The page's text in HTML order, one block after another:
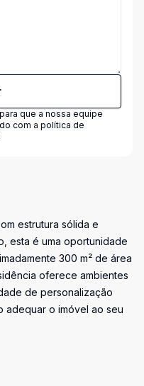
que a nossa equipe
com a política de
estrutura sólida e
esta é uma oportunidade
300 m² de área
oferece ambientes
de personalização
adequar o imóvel ao seu